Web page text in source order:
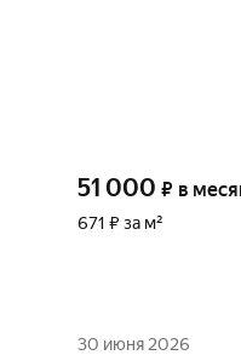
51 000 ₽ в
671 ₽ за м²
30 июня 2026